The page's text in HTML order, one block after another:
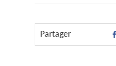
Partager